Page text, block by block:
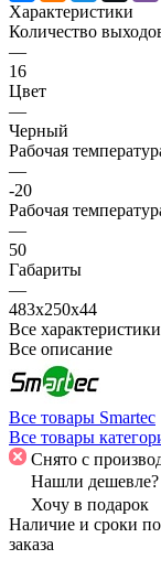
Характеристики
Количество
—
16
Цвет
—
Черный
Рабочая
—
-20
Рабочая
—
50
Габариты
—
483х250х44
Все характеристики
Все описание
Все товары Smartec
Все товары
Снято с
Нашли дешевле?
Хочу в подарок
Наличие и сроки
заказа